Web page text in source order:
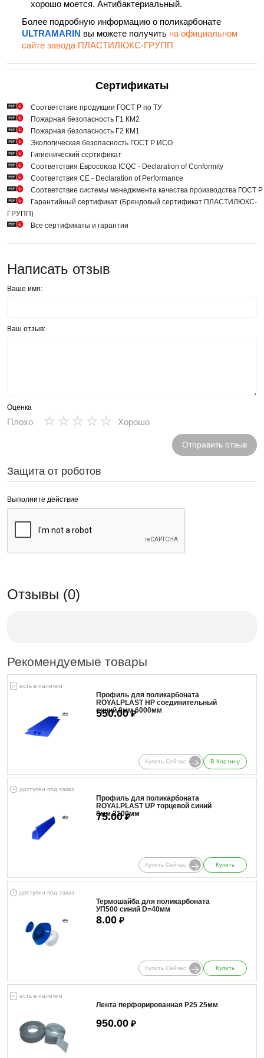
хорошо моется. Антибактериальный.
Более подробную информацию о поликарбонате
ULTRAMARIN вы можете получить на официальном
сайте завода ПЛАСТИЛЮКС-ГРУПП
Сертификаты
Cоответствие продукции ГОСТ Р по ТУ
Пожарная безопасность Г1 КМ2
Пожарная безопасность Г2 КМ1
Экологическая безопасность ГОСТ Р ИСО
Гигиенический сертификат
Соответствия Евросоюза ICQC - Declaration of Conformity
Соответствия СЕ - Declaration of Performance
Соответствие системы менеджмента качества производства ГОСТ
Гарантийный сертификат (Брендовый сертификат ПЛАСТИЛЮКС-
ГРУПП)
Все сертификаты и гарантии
Написать отзыв
Ваше имя:
Ваш отзыв:
Оценка
Плохо ★
★
★
★
★ Хорошо
Отправить отзыв
Защита от роботов
Выполните действие
Отзывы (0)
Рекомендуемые товары
есть в наличии
Профиль для поликарбоната
ROYALPLAST HP соединительный
синий 8мм 6000мм
550.00₽
Купить Сейчас В Корзину
доступен под заказ
Профиль для поликарбоната
ROYALPLAST UP торцевой синий
8мм 2100мм
75.00₽
Купить Сейчас Купить
доступен под заказ
Термошайба для поликарбоната
УП500 синий D=40мм
8.00 ₽
Купить Сейчас Купить
есть в наличии
Лента перфорированная Р25 25мм
950.00 ₽